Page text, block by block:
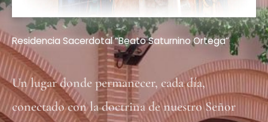
Residencia Sacerdotal “Beato Saturnino Ortega”
Un lugar donde permanecer, cada día,
conectado con la doctrina de nuestro Señor